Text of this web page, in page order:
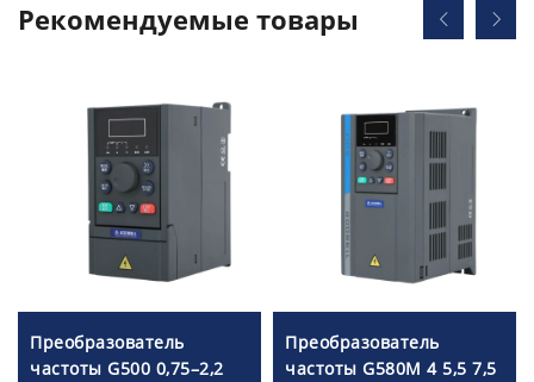
Рекомендуемые товары
Преобразователь
частоты G500 0,75–2,2
Преобразователь
частоты G580M 4 5,5 7,5